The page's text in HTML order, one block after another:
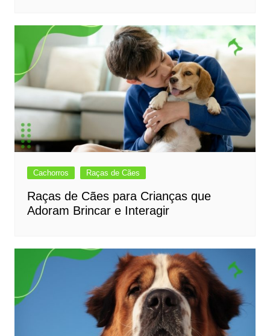
Cachorros Raças de Cães
Raças de Cães para Crianças que
Adoram Brincar e Interagir